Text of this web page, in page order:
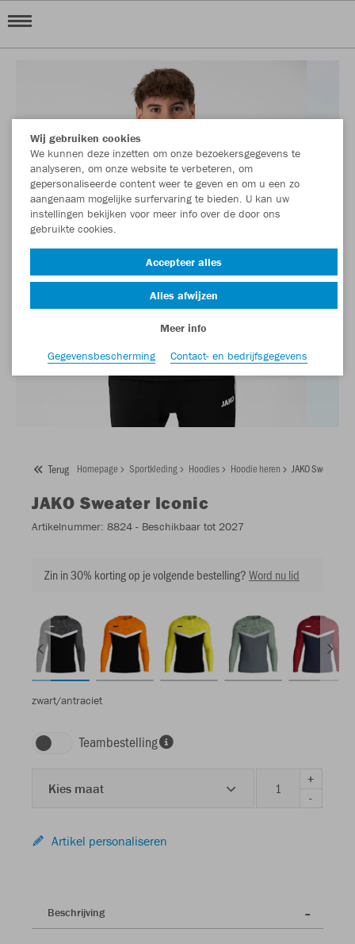
Terug Homepage Sportkleding Hoodies Hoodie heren JAKO Sweater
JAKO Sweater Iconic
Artikelnummer: 8824 - Beschikbaar tot 2027
Zin in 30% korting op je volgende bestelling?Word nu lid
zwart/antraciet
Teambestelling
Kies maat
+
-
Artikel personaliseren
Beschrijving
Wij gebruiken cookies
We kunnen deze inzetten om onze bezoekersgegevens te
analyseren, om onze website te verbeteren, om
gepersonaliseerde content weer te geven en om u een zo
aangenaam mogelijke surfervaring te bieden. U kan uw
instellingen bekijken voor meer info over de door ons
gebruikte cookies.
Accepteer alles
Alles afwijzen
Meer info
Gegevensbescherming
Contact- en bedrijfsgegevens